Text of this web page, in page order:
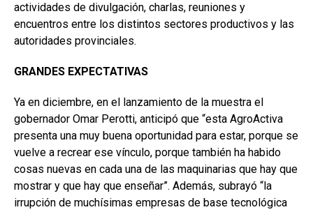
actividades de divulgación, charlas, reuniones y
encuentros entre los distintos sectores productivos y las
autoridades provinciales.
GRANDES EXPECTATIVAS
Ya en diciembre, en el lanzamiento de la muestra el
gobernador Omar Perotti, anticipó que “esta AgroActiva
presenta una muy buena oportunidad para estar, porque se
vuelve a recrear ese vínculo, porque también ha habido
cosas nuevas en cada una de las maquinarias que hay que
mostrar y que hay que enseñar”. Además, subrayó “la
irrupción de muchísimas empresas de base tecnológica